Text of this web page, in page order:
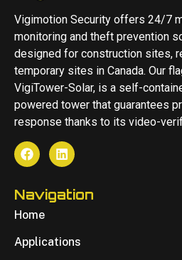
Vigimotion Security offers 24/7
monitoring and theft prevention
designed for construction sites,
temporary sites in Canada. Our
VigiTower-Solar, is a self-
powered tower that guarantees
response thanks to its video-
Navigation
Home
Applications